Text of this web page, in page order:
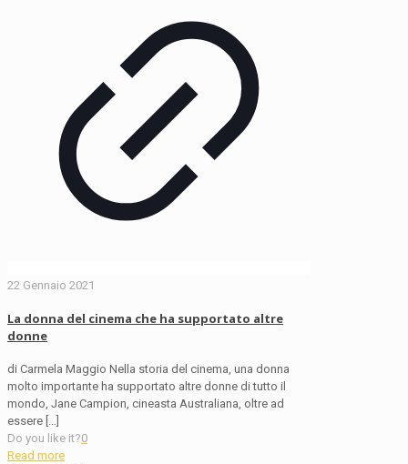
22 Gennaio 2021
La donna del cinema che ha supportato altre
donne
di Carmela Maggio Nella storia del cinema, una donna
molto importante ha supportato altre donne di tutto il
mondo, Jane Campion, cineasta Australiana, oltre ad
essere
Do you like it?0
Read more